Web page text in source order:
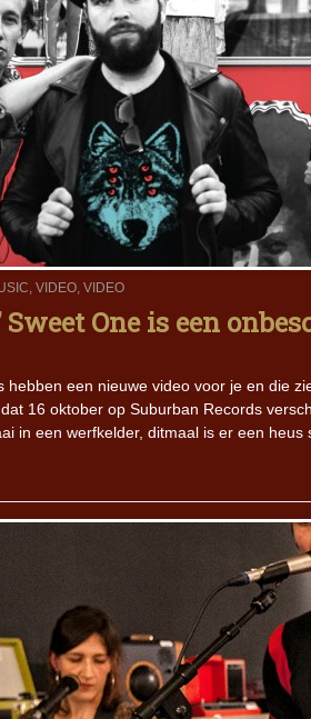
, VIDEO, VIDEO
One is een
hebben een nieuwe video voor je en die
16 oktober op Suburban Records
in een werfkelder, ditmaal is er een